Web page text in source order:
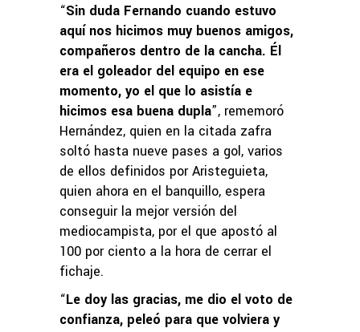
“Sin duda Fernando cuando estuvo
aquí nos hicimos muy buenos amigos,
compañeros dentro de la cancha. Él
era el goleador del equipo en ese
momento, yo el que lo asistía e
hicimos esa buena dupla”, rememoró
Hernández, quien en la citada zafra
soltó hasta nueve pases a gol, varios
de ellos definidos por Aristeguieta,
quien ahora en el banquillo, espera
conseguir la mejor versión del
mediocampista, por el que apostó al
100 por ciento a la hora de cerrar el
fichaje.
“Le doy las gracias, me dio el voto de
confianza, peleó para que volviera y